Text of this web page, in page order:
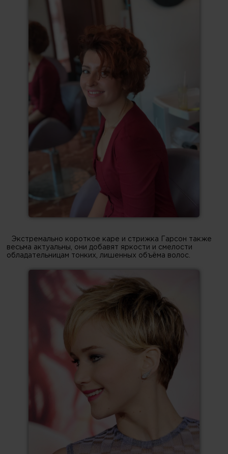
Экстремально короткое каре и стрижка Гарсон также
весьма актуальны, они добавят яркости и смелости
обладательницам тонких, лишенных объёма волос.